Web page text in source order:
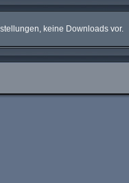
keine Downloads vor.